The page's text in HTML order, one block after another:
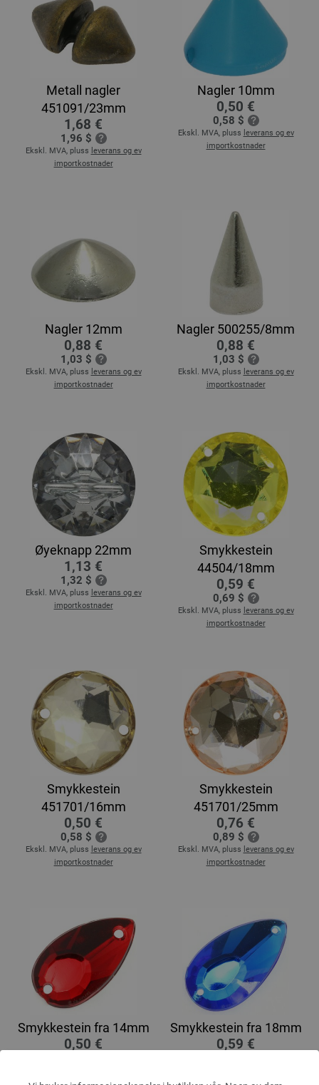
Metall nagler
451091/23mm
1,68 €
1,96 $
Ekskl. MVA, pluss leverans og ev
importkostnader
Nagler 10mm
0,50 €
0,58 $
Ekskl. MVA, pluss leverans og ev
importkostnader
Nagler 12mm
0,88 €
1,03 $
Ekskl. MVA, pluss leverans og ev
importkostnader
Nagler 500255/8mm
0,88 €
1,03 $
Ekskl. MVA, pluss leverans og ev
importkostnader
Øyeknapp 22mm
1,13 €
1,32 $
Ekskl. MVA, pluss leverans og ev
importkostnader
Smykkestein
44504/18mm
0,59 €
0,69 $
Ekskl. MVA, pluss leverans og ev
importkostnader
Smykkestein
451701/16mm
0,50 €
0,58 $
Ekskl. MVA, pluss leverans og ev
importkostnader
Smykkestein
451701/25mm
0,76 €
0,89 $
Ekskl. MVA, pluss leverans og ev
importkostnader
Smykkestein fra 14mm
0,50 €
Smykkestein fra 18mm
0,59 €